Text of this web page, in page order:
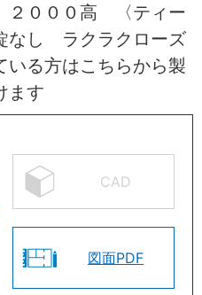
０００高 〈ティー
し ラクラクローズ
いる方はこちらから製
ます
CAD
図面PDF